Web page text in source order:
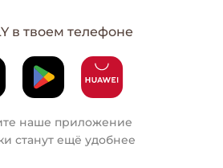
в твоем телефоне
наше приложение
станут ещё удобнее